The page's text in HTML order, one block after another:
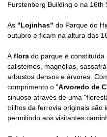
Furstenberg Building e na 16th
As "Lojinhas" do Parque do
outubro e ficam na altura das
A flora do parque é constituída
calistemos, magnólias,
arbustos densos e árvores.
comprimento o "Arvoredo de
sinuoso através de uma
trilhos da ferrovia originais são
permitindo aos visitantes